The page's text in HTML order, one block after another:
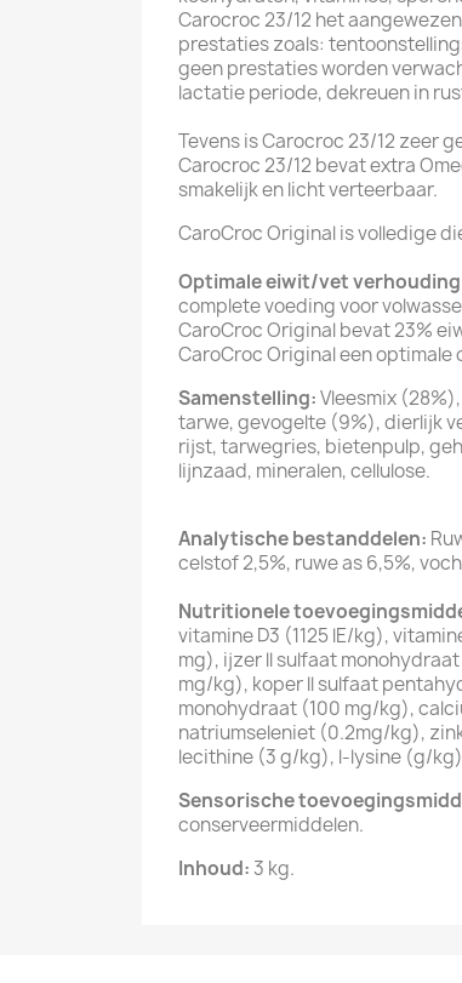
Carocroc 23/12 het
prestaties zoals:
geen prestaties worden
lactatie periode, dekreuen in
Tevens is Carocroc 23/12 zeer
Carocroc 23/12 bevat extra
smakelijk en licht verteerbaar.
CaroCroc Original is volledige
Optimale eiwit/vet
complete voeding voor
CaroCroc Original bevat 23%
CaroCroc Original een
Samenstelling:Vleesmix
tarwe, gevogelte (9%), dierlijk
rijst, tarwegries, bietenpulp,
lijnzaad, mineralen, cellulose.
Analytische bestanddelen:
celstof 2,5%, ruwe as 6,5%,
Nutritionele
vitamine D3 (1125 lE/kg),
mg), ijzer ll sulfaat
mg/kg), koper ll sulfaat
monohydraat (100 mg/kg),
natriumseleniet (0.2mg/kg),
lecithine (3 g/kg), l-lysine (g/
Sensorische
conserveermiddelen.
Inhoud:3 kg.